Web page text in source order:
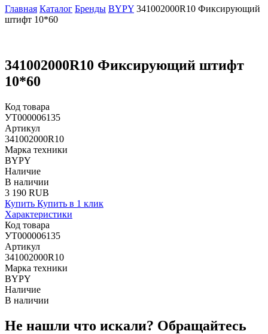
Главная Каталог Бренды BYPY 341002000R10 Фиксирующий
штифт 10*60
341002000R10 Фиксирующий штифт
10*60
Код товара
УТ000006135
Артикул
341002000R10
Марка техники
BYPY
Наличие
В наличии
3 190 RUB
Купить Купить в 1 клик
Характеристики
Код товара
УТ000006135
Артикул
341002000R10
Марка техники
BYPY
Наличие
В наличии
Не нашли что искали? Обращайтесь